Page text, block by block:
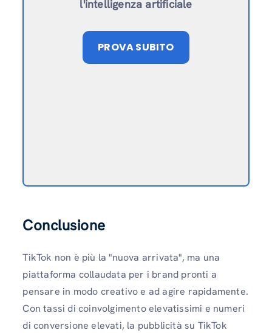
l'intelligenza artificiale
PROVA SUBITO
Conclusione
TikTok non è più la "nuova arrivata", ma una
piattaforma collaudata per i brand pronti a
pensare in modo creativo e ad agire rapidamente.
Con tassi di coinvolgimento elevatissimi e numeri
di conversione elevati, la pubblicità su TikTok